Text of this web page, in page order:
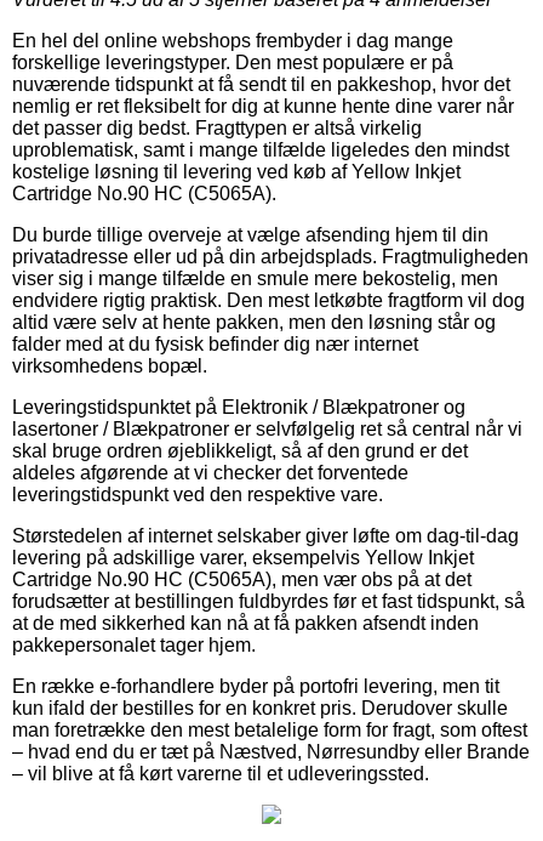
En hel del online webshops frembyder i dag mange
forskellige leveringstyper. Den mest populære er på
nuværende tidspunkt at få sendt til en pakkeshop, hvor det
nemlig er ret fleksibelt for dig at kunne hente dine varer når
det passer dig bedst. Fragttypen er altså virkelig
uproblematisk, samt i mange tilfælde ligeledes den mindst
kostelige løsning til levering ved køb af Yellow Inkjet
Cartridge No.90 HC (C5065A).
Du burde tillige overveje at vælge afsending hjem til din
privatadresse eller ud på din arbejdsplads. Fragtmuligheden
viser sig i mange tilfælde en smule mere bekostelig, men
endvidere rigtig praktisk. Den mest letkøbte fragtform vil dog
altid være selv at hente pakken, men den løsning står og
falder med at du fysisk befinder dig nær internet
virksomhedens bopæl.
Leveringstidspunktet på Elektronik / Blækpatroner og
lasertoner / Blækpatroner er selvfølgelig ret så central når vi
skal bruge ordren øjeblikkeligt, så af den grund er det
aldeles afgørende at vi checker det forventede
leveringstidspunkt ved den respektive vare.
Størstedelen af internet selskaber giver løfte om dag-til-dag
levering på adskillige varer, eksempelvis Yellow Inkjet
Cartridge No.90 HC (C5065A), men vær obs på at det
forudsætter at bestillingen fuldbyrdes før et fast tidspunkt, så
at de med sikkerhed kan nå at få pakken afsendt inden
pakkepersonalet tager hjem.
En række e-forhandlere byder på portofri levering, men tit
kun ifald der bestilles for en konkret pris. Derudover skulle
man foretrække den mest betalelige form for fragt, som oftest
– hvad end du er tæt på Næstved, Nørresundby eller Brande
– vil blive at få kørt varerne til et udleveringssted.